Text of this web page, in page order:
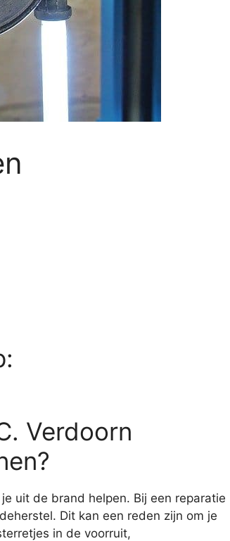
Verdoorn
uit de brand helpen. Bij een reparatie
Dit kan een reden zijn om je
in de voorruit,